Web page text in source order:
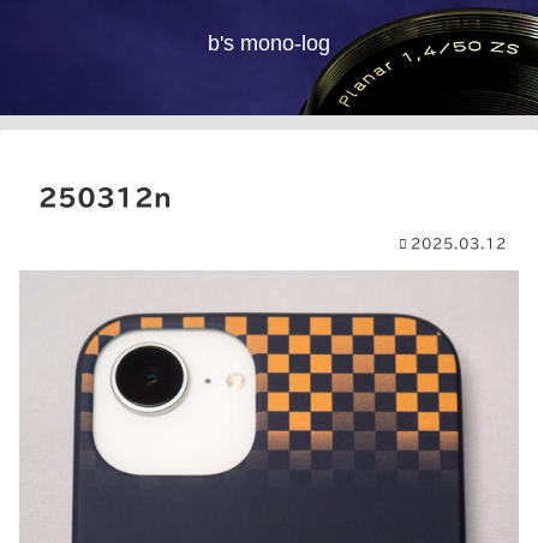
b's mono-log
250312n
2025.03.12